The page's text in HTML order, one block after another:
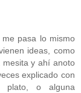
pasa lo mismo
ideas, como
y ahí anoto
explicado con
plato, o alguna